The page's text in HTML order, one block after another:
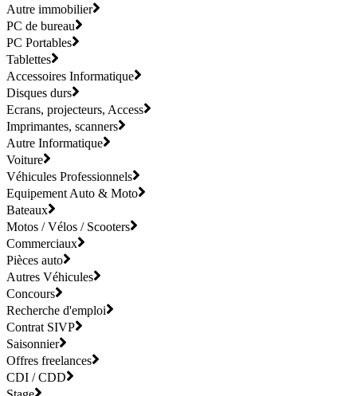
Autre immobilier
PC de bureau
PC Portables
Tablettes
Accessoires Informatique
Disques durs
Ecrans, projecteurs, Access
Imprimantes, scanners
Autre Informatique
Voiture
Véhicules Professionnels
Equipement Auto & Moto
Bateaux
Motos / Vélos / Scooters
Commerciaux
Pièces auto
Autres Véhicules
Concours
Recherche d'emploi
Contrat SIVP
Saisonnier
Offres freelances
CDI / CDD